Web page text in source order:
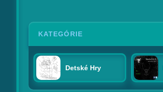
KATEGÓRIE
Detské Hry